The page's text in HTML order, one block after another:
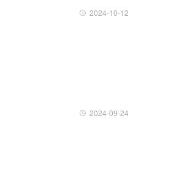
2024-10-12
2024-09-24